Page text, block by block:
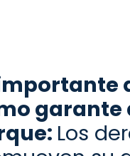
garante
Los